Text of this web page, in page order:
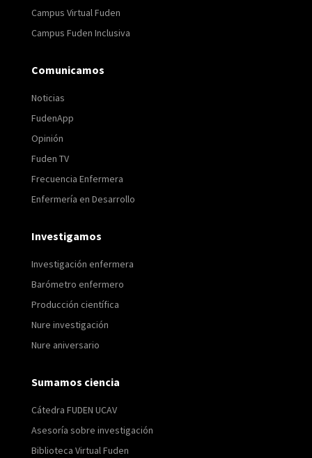
Campus Virtual Fuden
Campus Fuden Inclusiva
Comunicamos
Noticias
FudenApp
Opinión
Fuden TV
Frecuencia Enfermera
Enfermería en Desarrollo
Investigamos
Investigación enfermera
Barómetro enfermero
Producción científica
Nure investigación
Nure aniversario
Sumamos ciencia
Cátedra FUDEN UCAV
Asesoría sobre investigación
Biblioteca Virtual Fuden